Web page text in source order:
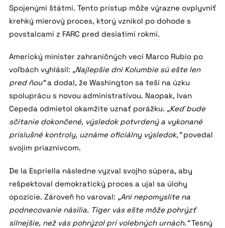
Spojenými štátmi. Tento prístup môže výrazne ovplyvniť
krehký mierový proces, ktorý vznikol po dohode s
povstalcami z FARC pred desiatimi rokmi.
Americký minister zahraničných vecí Marco Rubio po
voľbách vyhlásil: „Najlepšie dni Kolumbie sú ešte len
pred ňou“a dodal, že Washington sa teší na úzku
spoluprácu s novou administratívou. Naopak, Ivan
Cepeda odmietol okamžite uznať porážku. „Keď bude
sčítanie dokončené, výsledok potvrdený a vykonané
príslušné kontroly, uznáme oficiálny výsledok,“povedal
svojim priaznivcom.
De la Espriella následne vyzval svojho súpera, aby
rešpektoval demokratický proces a ujal sa úlohy
opozície. Zároveň ho varoval: „Ani nepomyslite na
podnecovanie násilia. Tiger vás ešte môže pohrýzť
silnejšie, než vás pohrýzol pri volebných urnách.“Tesný